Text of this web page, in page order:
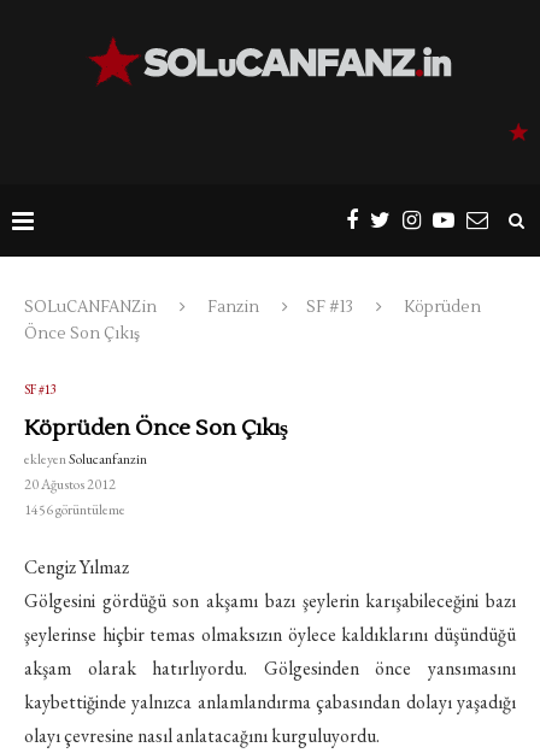
SOLuCANFANZin Fanzin SF #13
Köprüden
Önce Son Çıkış
SF #13
Köprüden Önce Son Çıkış
ekleyenSolucanfanzin
20 Ağustos 2012
1456görüntüleme
Cengiz Yılmaz
Gölgesini gördüğü son akşamı bazı şeylerin karışabileceğini bazı
şeylerinse hiçbir temas olmaksızın öylece kaldıklarını düşündüğü
akşam olarak hatırlıyordu. Gölgesinden önce yansımasını
kaybettiğinde yalnızca anlamlandırma çabasından dolayı yaşadığı
olayı çevresine nasıl anlatacağını kurguluyordu.